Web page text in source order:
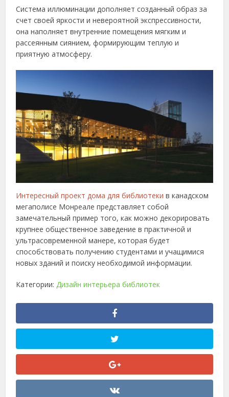
Система иллюминации дополняет созданный образ за
счет своей яркости и невероятной экспрессивности,
она наполняет внутренние помещения мягким и
рассеянным сиянием, формирующим теплую и
приятную атмосферу.
Интересный проект дома для библиотеки в канадском
мегаполисе Монреале представляет собой
замечательный пример того, как можно декорировать
крупнее общественное заведение в практичной и
ультрасовременной манере, которая будет
способствовать получению студентами и учащимися
новых зданий и поиску необходимой информации.
Категории: Дизайн интерьера библиотек